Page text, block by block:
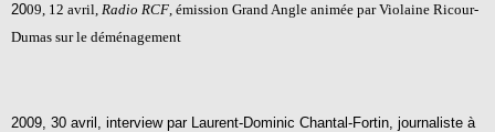
2009, 12 avril, Radio RCF, émission Grand Angle animée par Violaine Ricour-
Dumas sur le déménagement
2009, 30 avril, interview par Laurent-Dominic Chantal-Fortin, journaliste à